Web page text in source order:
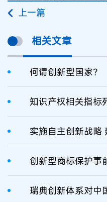
上一篇
相关文章
何谓创新型国家？
创新型商标保护事